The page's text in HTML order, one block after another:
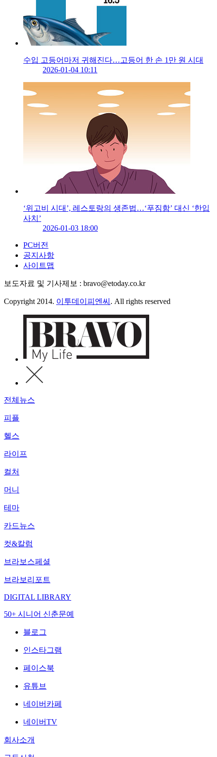
수입 고등어마저 귀해진다…고등어 한 손 1만 원 시대
2026-01-04 10:11
‘위고비 시대’, 레스토랑의 생존법…‘푸짐함’ 대신 ‘한입
사치’
2026-01-03 18:00
PC버전
공지사항
사이트맵
보도자료 및 기사제보 : bravo@etoday.co.kr
Copyright 2014. 이투데이피엔씨 . All rights reserved
전체뉴스
피플
헬스
라이프
컬처
머니
테마
카드뉴스
컷&칼럼
브라보스페셜
브라보리포트
DIGITAL LIBRARY
50+ 시니어 신춘문예
블로그
인스타그램
페이스북
유튜브
네이버카페
네이버TV
회사소개